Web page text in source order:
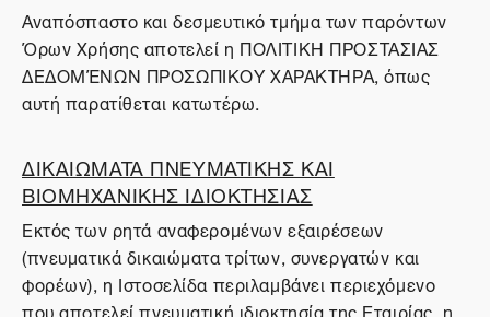
Αναπόσπαστο και δεσμευτικό τμήμα των παρόντων
Όρων Χρήσης αποτελεί η ΠΟΛΙΤΙΚΗ ΠΡΟΣΤΑΣΙΑΣ
ΔΕΔΟΜΈΝΩΝ ΠΡΟΣΩΠΙΚΟΥ ΧΑΡΑΚΤΗΡΑ, όπως
αυτή παρατίθεται κατωτέρω.
ΔΙΚΑΙΩΜΑΤΑ ΠΝΕΥΜΑΤΙΚΗΣ ΚΑΙ
ΒΙΟΜΗΧΑΝΙΚΗΣ ΙΔΙΟΚΤΗΣΙΑΣ
Εκτός των ρητά αναφερομένων εξαιρέσεων
(πνευματικά δικαιώματα τρίτων, συνεργατών και
φορέων), η Ιστοσελίδα περιλαμβάνει περιεχόμενο
που αποτελεί πνευματική ιδιοκτησία της Εταιρίας, η